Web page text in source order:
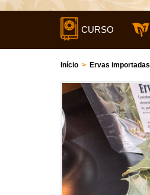
CURSO
Início > Ervas importadas